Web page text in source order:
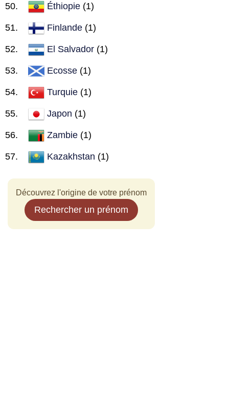
Éthiopie (1)
Finlande (1)
El Salvador (1)
Ecosse (1)
Turquie (1)
Japon (1)
Zambie (1)
Kazakhstan (1)
Découvrez l'origine de votre prénom
Rechercher un prénom